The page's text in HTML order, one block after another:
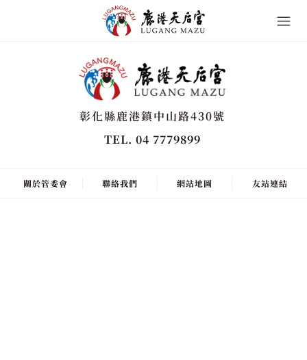
彰化縣鹿港鎮中山路430號
TEL. 04 7779899
關於管委會 聯絡我們 網站地圖 友站連結